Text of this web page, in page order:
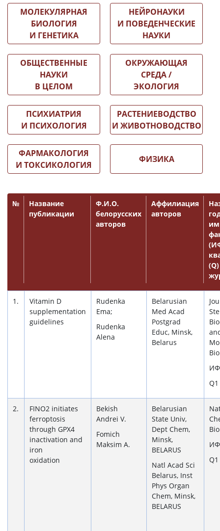
МОЛЕКУЛЯРНАЯ
БИОЛОГИЯ
И ГЕНЕТИКА
НЕЙРОНАУКИ
И ПОВЕДЕНЧЕСКИЕ
НАУКИ
ОБЩЕСТВЕННЫЕ
НАУКИ
В ЦЕЛОМ
ОКРУЖАЮЩАЯ
СРЕДА /
ЭКОЛОГИЯ
ПСИХИАТРИЯ
И ПСИХОЛОГИЯ
РАСТЕНИЕВОДСТВО
И ЖИВОТНОВОДСТВО
ФАРМАКОЛОГИЯ
И ТОКСИКОЛОГИЯ
ФИЗИКА
№
Название
публикации
Ф.И.О.
белорусских
авторов
Аффилиация
авторов
(Q)
1.
Vitamin D
supplementation
guidelines
Rudenka
Ema;
Rudenka
Alena
Belarusian
Med Acad
Postgrad
Educ, Minsk,
Belarus
ИФ
Q1
2.
FINO2 initiates
ferroptosis
through GPX4
inactivation and
iron
oxidation
Bekish
Andrei V.
Fomich
Maksim A.
Belarusian
State Univ,
Dept Chem,
Minsk,
BELARUS
Natl Acad Sci
Belarus, Inst
Phys Organ
Chem, Minsk,
BELARUS
ИФ
Q1